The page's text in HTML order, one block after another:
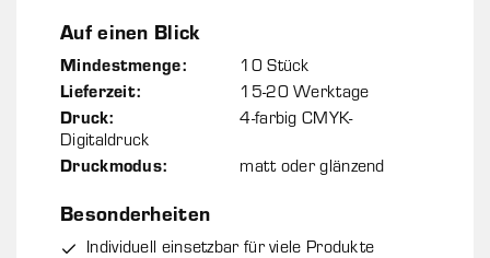
Auf einen Blick
Mindestmenge: 10 Stück
Lieferzeit: 15-20 Werktage
Druck:
4-farbig CMYK-
Digitaldruck
Druckmodus: matt oder glänzend
Besonderheiten
Individuell einsetzbar für viele Produkte